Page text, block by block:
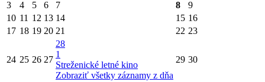
3 4 5 6 7 8
9
10 11 12 13 14 15 16
17 18 19 20 21 22 23
24 25 26 27
28
1
Streženické letné kino
Zobraziť všetky záznamy z dňa
29 30